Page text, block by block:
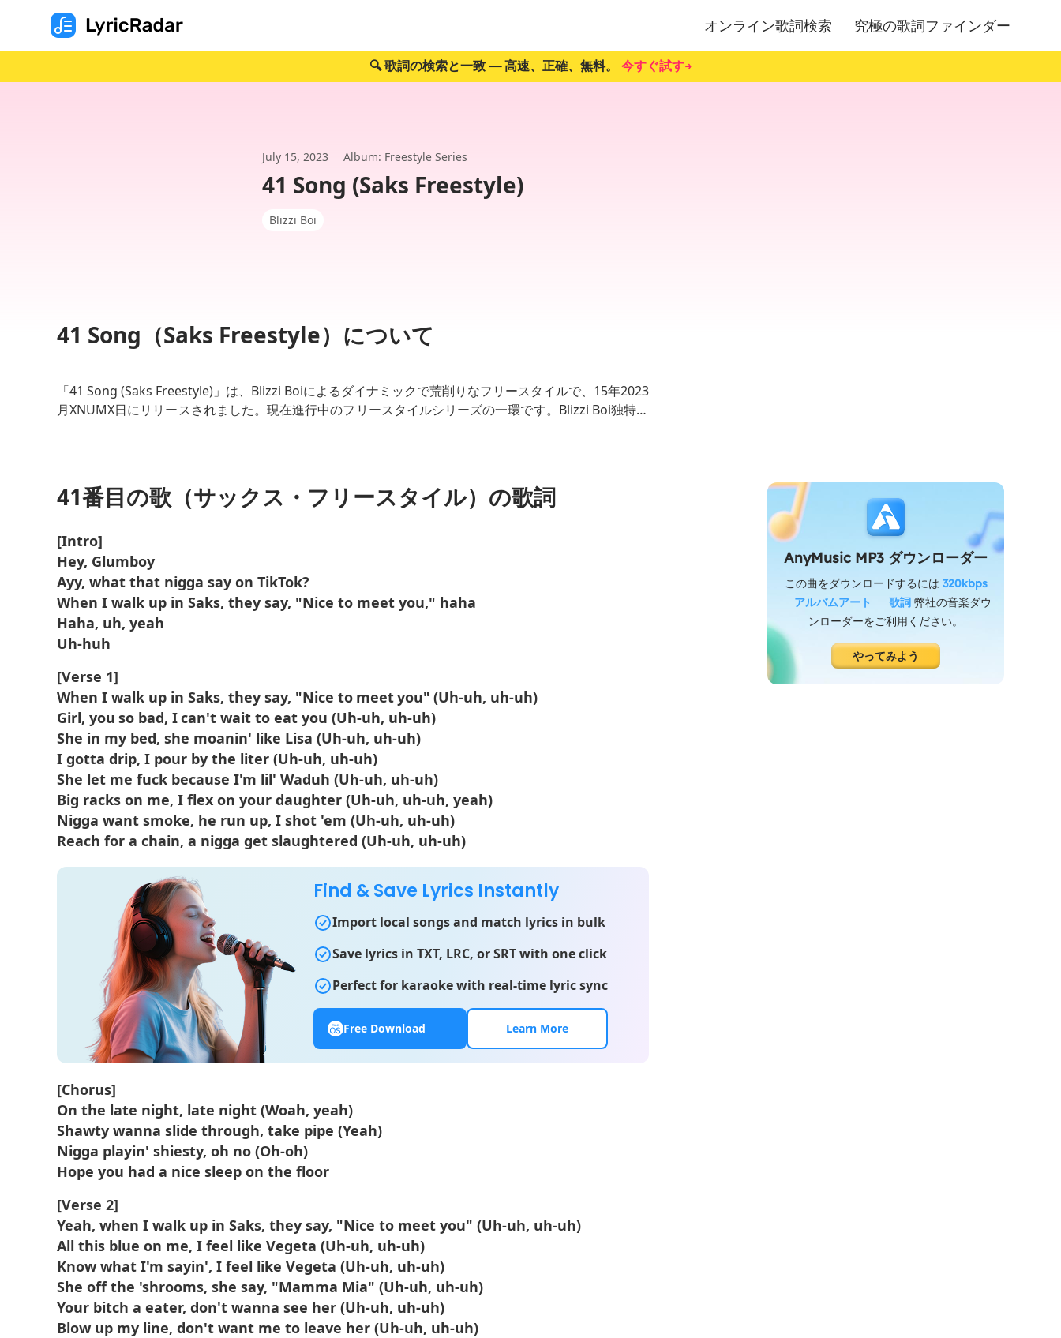
オンライン歌詞検索 究極の歌詞ファインダー
🔍 歌詞の検索と一致 — 高速、正確、無料。 今すぐ試す→
July 15, 2023 Album: Freestyle Series
41 Song (Saks Freestyle)
Blizzi Boi
41 Song（Saks Freestyle）について
「41 Song (Saks Freestyle)」は、Blizzi Boiによるダイナミックで荒削りなフリースタイルで、15年2023
月XNUMX日にリリースされました。現在進行中のフリースタイルシリーズの一環です。Blizzi Boi独特の
タイトルの「41」は彼の住む地域、あるいは個人的な規範を指しており、「Saks」はおそらく贅沢を暗
で、アンダーグラウンド・ヒップホップ・シーンにおけるブリッツィ・ボイの独特の声を際立たせてい
る。
41番目の歌（サックス・フリースタイル）の歌詞
[Intro]
Hey, Glumboy
Ayy, what that nigga say on TikTok?
When I walk up in Saks, they say, "Nice to meet you," haha
Haha, uh, yeah
Uh-huh
[Verse 1]
When I walk up in Saks, they say, "Nice to meet you" (Uh-uh, uh-uh)
Girl, you so bad, I can't wait to eat you (Uh-uh, uh-uh)
She in my bed, she moanin' like Lisa (Uh-uh, uh-uh)
I gotta drip, I pour by the liter (Uh-uh, uh-uh)
She let me fuck because I'm lil' Waduh (Uh-uh, uh-uh)
Big racks on me, I flex on your daughter (Uh-uh, uh-uh, yeah)
Nigga want smoke, he run up, I shot 'em (Uh-uh, uh-uh)
Reach for a chain, a nigga get slaughtered (Uh-uh, uh-uh)
Find & Save Lyrics Instantly
Import local songs and match lyrics in bulk
Save lyrics in TXT, LRC, or SRT with one click
Perfect for karaoke with real-time lyric sync
Free Download Learn More
[Chorus]
On the late night, late night (Woah, yeah)
Shawty wanna slide through, take pipe (Yeah)
Nigga playin' shiesty, oh no (Oh-oh)
Hope you had a nice sleep on thе floor
[Verse 2]
Yeah, when I walk up in Saks, they say, "Nicе to meet you" (Uh-uh, uh-uh)
All this blue on me, I feel like Vegeta (Uh-uh, uh-uh)
Know what I'm sayin', I feel like Vegeta (Uh-uh, uh-uh)
She off the 'shrooms, she say, "Mamma Mia" (Uh-uh, uh-uh)
Your bitch a eater, don't wanna see her (Uh-uh, uh-uh)
Blow up my line, don't want me to leave her (Uh-uh, uh-uh)
AnyMusic MP3 ダウンローダー
この曲をダウンロードするには 320kbps
アルバムアート
歌詞 弊社の音楽ダウ
ンローダーをご利用ください。
やってみよう